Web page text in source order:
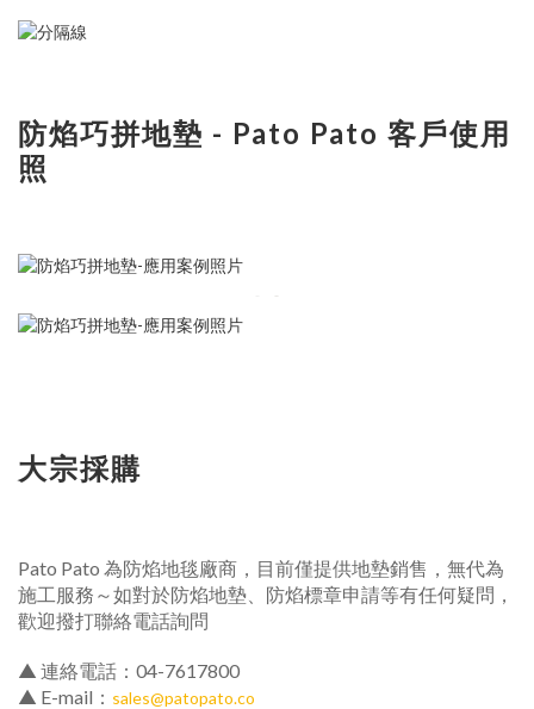
防焰巧拼地墊 - Pato Pato 客戶使用
照
大宗採購
Pato Pato 為防焰地毯廠商，目前僅提供地墊銷售，無代為
施工服務～如對於防焰地墊、防焰標章申請等有任何疑問，
歡迎撥打聯絡電話詢問
▲ 連絡電話：04-7617800
▲ E-mail： sales@patopato.co